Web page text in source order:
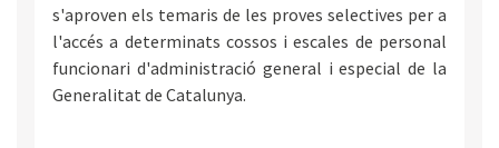
s'aproven els temaris de les proves selectives per a
l'accés a determinats cossos i escales de personal
funcionari d'administració general i especial de la
Generalitat de Catalunya.